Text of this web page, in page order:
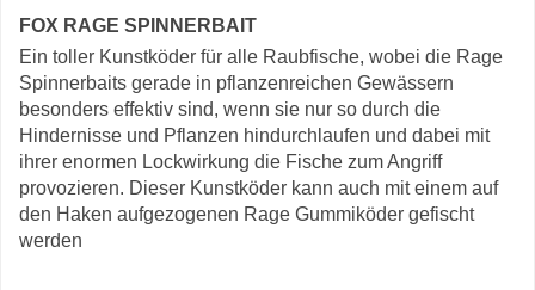
FOX RAGE SPINNERBAIT
Ein toller Kunstköder für alle Raubfische, wobei die Rage
Spinnerbaits gerade in pflanzenreichen Gewässern
besonders effektiv sind, wenn sie nur so durch die
Hindernisse und Pflanzen hindurchlaufen und dabei mit
ihrer enormen Lockwirkung die Fische zum Angriff
provozieren. Dieser Kunstköder kann auch mit einem auf
den Haken aufgezogenen Rage Gummiköder gefischt
werden